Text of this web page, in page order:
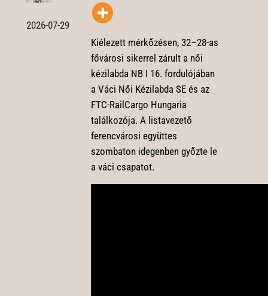
2026-07-29
Kiélezett mérkőzésen, 32–28-as
fővárosi sikerrel zárult a női
kézilabda NB I 16. fordulójában
a Váci Női Kézilabda SE és az
FTC-RailCargo Hungaria
találkozója. A listavezető
ferencvárosi együttes
szombaton idegenben győzte le
a váci csapatot.